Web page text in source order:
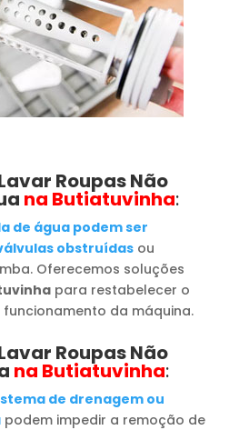
RoupasNão
na Butiatuvinha:
de água podem ser
obstruídasou
Oferecemos soluções
para restabelecer o
da máquina.
RoupasNão
na Butiatuvinha:
de drenagem ou
podem impedir a remoção de